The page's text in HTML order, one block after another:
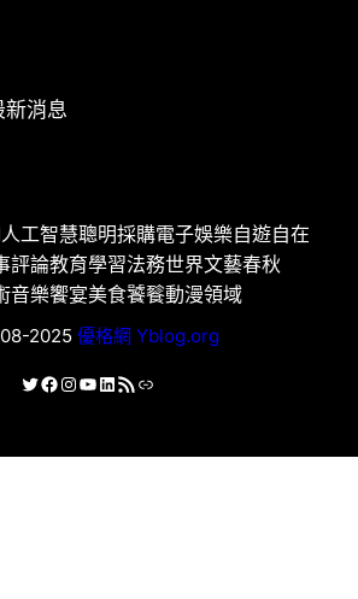
新消息
工智慧聰明採購電子娛樂自遊自在
評論教育學習法務世界文藝春秋
音樂饗宴美食饕餮動漫領域
2025 優格網 Yblog.org
X Facebook
Instagram
YouTube
LinkedIn
RSS 資訊提供連結